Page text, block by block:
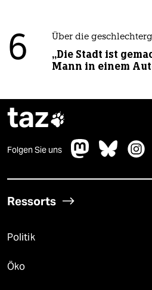
6 Über die
„Die Stadt ist
Mann in einem
taz
Folgen Sie uns
Ressorts
Politik
Öko